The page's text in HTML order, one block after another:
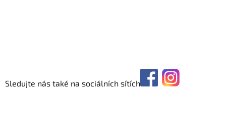
Sledujte nás také na sociálních sítích